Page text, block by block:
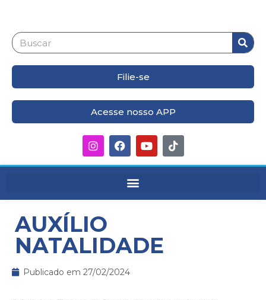
Filie-se
Acesse nosso APP
AUXÍLIO
NATALIDADE
Publicado em 27/02/2024